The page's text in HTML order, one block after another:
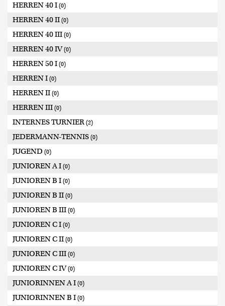
HERREN 40 I (0)
HERREN 40 II (0)
HERREN 40 III (0)
HERREN 40 IV(0)
HERREN 50 I (0)
HERREN I (0)
HERREN II (0)
HERREN III (0)
INTERNES TURNIER (2)
JEDERMANN-TENNIS (0)
JUGEND (0)
JUNIOREN A I (0)
JUNIOREN B I (0)
JUNIOREN B II (0)
JUNIOREN B III (0)
JUNIOREN C I (0)
JUNIOREN C II (0)
JUNIOREN C III (0)
JUNIOREN C IV(0)
JUNIORINNEN A I (0)
JUNIORINNEN B I (0)